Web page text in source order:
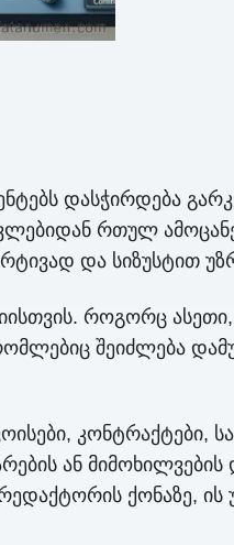
დასჭირდება
რთულ
და სიზუსტით
როგორც
შეიძლება
კონტრაქტები,
ან მიმოხილვების
ქონაზე, ის